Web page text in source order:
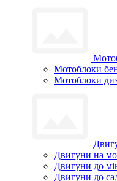
Мотоблоки
Мотоблоки
Двигуни на
Двигуни до
Двигуни до